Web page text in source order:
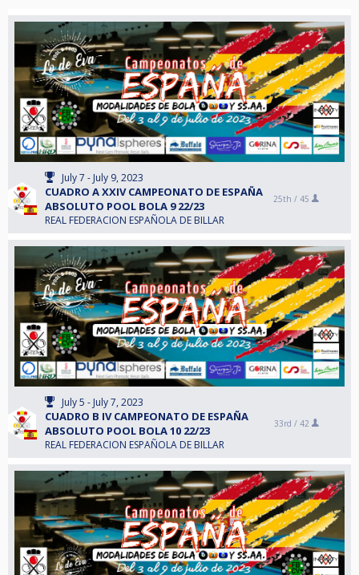
July 7 - July 9, 2023
CUADRO A XXIV CAMPEONATO DE ESPAÑA
ABSOLUTO POOL BOLA 9 22/23
REAL FEDERACION ESPAÑOLA DE BILLAR
25th / 45
July 5 - July 7, 2023
CUADRO B IV CAMPEONATO DE ESPAÑA
ABSOLUTO POOL BOLA 10 22/23
REAL FEDERACION ESPAÑOLA DE BILLAR
33rd / 42